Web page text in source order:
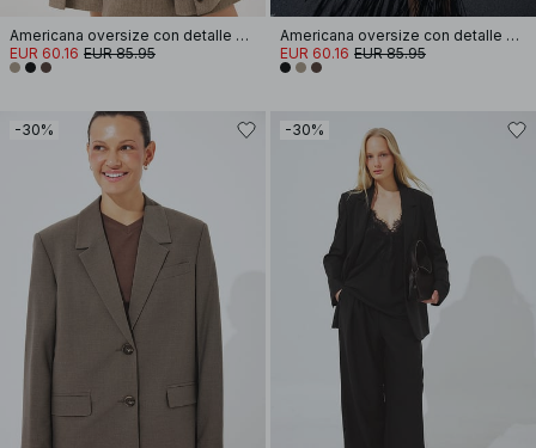
Americana oversize con detalle de botones en la espalda
EUR 60.16 EUR 85.95
Americana oversize con detalle de botones en la espalda
EUR 60.16 EUR 85.95
-30% -30%